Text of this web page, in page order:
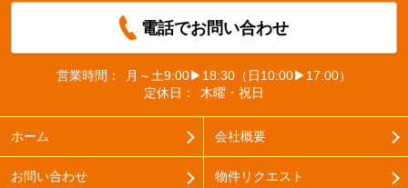
電話でお問い合わせ
営業時間：
月～土9:00▶18:30（日10:00▶17:00）
定休日：
木曜・祝日
ホーム 会社概要
お問い合わせ 物件リクエスト